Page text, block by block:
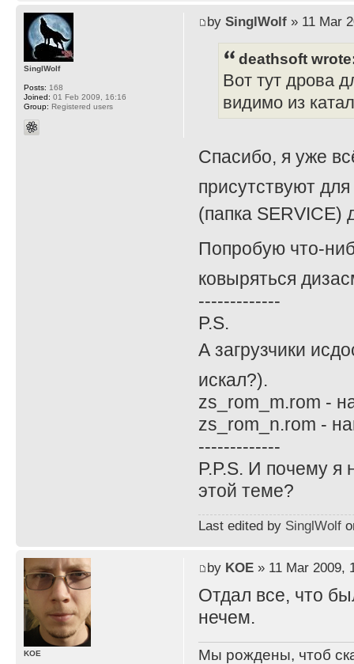
by SinglWolf» 11 Mar
deathsoft
Вот тут дрова
видимо из
Спасибо, я уже
присутствуют
(папка SERVICE)
Попробую что-
ковыряться
-------------
P.S.
А загрузчики
искал?).
zs_rom_m.rom -
zs_rom_n.rom -
-------------
P.P.S. И почему я
этой теме?
Last edited by SinglWolf
SinglWolf
Posts: 168
Joined: 01 Feb 2009, 16:16
Group: Registered users
by KOE» 11 Mar 2009,
Отдал все, что
нечем.
Мы рождены, чтоб
KOE